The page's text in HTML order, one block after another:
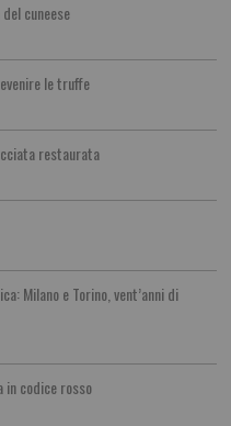
cuneese
le truffe
restaurata
Milano e Torino, vent’anni di
in codice rosso